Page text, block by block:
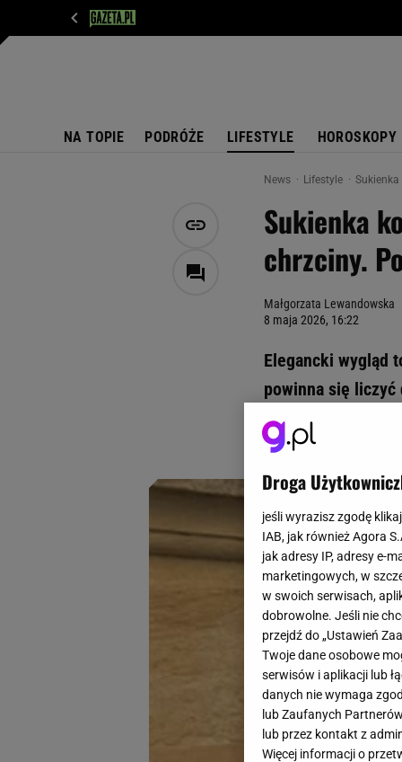
NA TOPIE PODRÓŻE LIFESTYLE HOROSKOPY
News Lifestyle
Sukienka
chrzciny.
Małgorzata Lewandowska
8 maja 2026, 16:22
Elegancki wygląd
powinna się liczyć
noszenia i
cenach.
Droga
jeśli wyrazisz zgodę
IAB, jak również Agora
jak adresy IP, adresy e-
marketingowych, w
w swoich serwisach,
dobrowolne. Jeśli nie
przejdź do „Ustawień
Twoje dane osobowe
serwisów i aplikacji lub
danych nie wymaga
lub Zaufanych
lub przez kontakt z
Więcej informacji o